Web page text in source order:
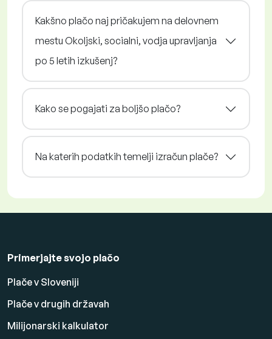
Kakšno plačo naj pričakujem na delovnem
mestu Okoljski, socialni, vodja upravljanja
po 5 letih izkušenj?
Kako se pogajati za boljšo plačo?
Na katerih podatkih temelji izračun plače?
Primerjajte svojo plačo
Plače v Sloveniji
Plače v drugih državah
Milijonarski kalkulator